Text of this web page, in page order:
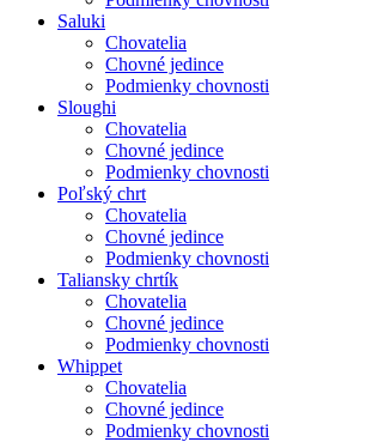
Saluki
Chovatelia
Chovné jedince
Podmienky chovnosti
Sloughi
Chovatelia
Chovné jedince
Podmienky chovnosti
Poľský chrt
Chovatelia
Chovné jedince
Podmienky chovnosti
Taliansky chrtík
Chovatelia
Chovné jedince
Podmienky chovnosti
Whippet
Chovatelia
Chovné jedince
Podmienky chovnosti